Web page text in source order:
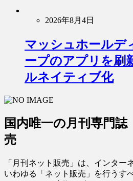
2026年8月4日
マッシュホールデ
ープのアプリを刷
ルネイティブ化
国内唯一の月刊専門
売
「月刊ネット販売」は、インター
いわゆる「ネット販売」を行うす